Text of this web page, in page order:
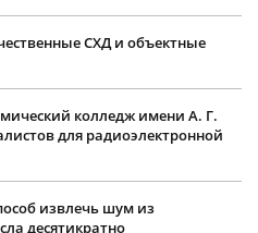
СХД и объектные
колледж имени А. Г.
для радиоэлектронной
извлечь шум из
десятикратно